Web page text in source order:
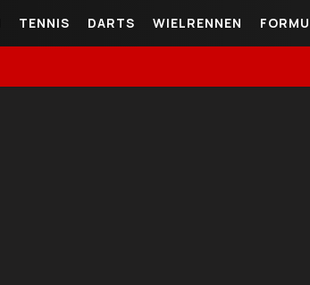
TENNIS DARTS WIELRENNEN